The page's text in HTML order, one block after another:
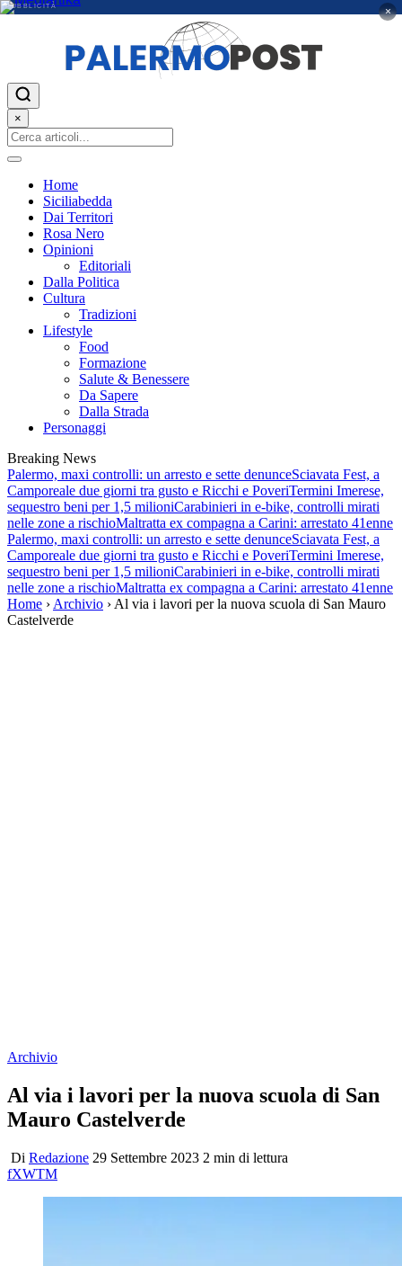
PUBBLICITÀ ×
×
Home
Siciliabedda
Dai Territori
Rosa Nero
Opinioni
Editoriali
Dalla Politica
Cultura
Tradizioni
Lifestyle
Food
Formazione
Salute & Benessere
Da Sapere
Dalla Strada
Personaggi
Breaking News
Palermo, maxi controlli: un arresto e sette denunceSciavata Fest, a
Camporeale due giorni tra gusto e Ricchi e PoveriTermini Imerese,
sequestro beni per 1,5 milioniCarabinieri in e-bike, controlli mirati
nelle zone a rischioMaltratta ex compagna a Carini: arrestato 41enne
Palermo, maxi controlli: un arresto e sette denunceSciavata Fest, a
Camporeale due giorni tra gusto e Ricchi e PoveriTermini Imerese,
sequestro beni per 1,5 milioniCarabinieri in e-bike, controlli mirati
nelle zone a rischioMaltratta ex compagna a Carini: arrestato 41enne
Home › Archivio › Al via i lavori per la nuova scuola di San Mauro
Castelverde
Archivio
Al via i lavori per la nuova scuola di San
Mauro Castelverde
Di Redazione 29 Settembre 2023 2 min di lettura
fXWTM